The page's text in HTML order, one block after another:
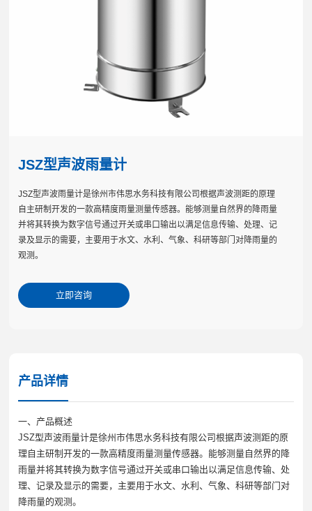
JSZ型声波雨量计
JSZ型声波雨量计是徐州市伟思水务科技有限公司根据声波测距的原理
自主研制开发的一款高精度雨量测量传感器。能够测量自然界的降雨量
并将其转换为数字信号通过开关或串口输出以满足信息传输、处理、记
录及显示的需要，主要用于水文、水利、气象、科研等部门对降雨量的
观测。
立即咨询
产品详情
一、产品概述
JSZ型声波雨量计是徐州市伟思水务科技有限公司根据声波测距的原
理自主研制开发的一款高精度雨量测量传感器。能够测量自然界的降
雨量并将其转换为数字信号通过开关或串口输出以满足信息传输、处
理、记录及显示的需要，主要用于水文、水利、气象、科研等部门对
降雨量的观测。